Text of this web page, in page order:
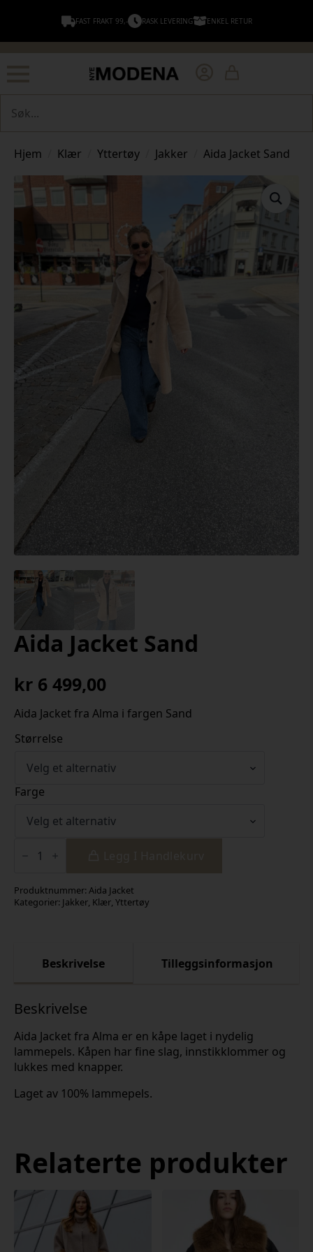
FAST FRAKT 99,- RASK LEVERING ENKEL RETUR
Hjem Klær Yttertøy Jakker Aida Jacket Sand
Aida Jacket Sand
kr 6 499,00
Aida Jacket fra Alma i fargen Sand
Størrelse
Farge
Jacket
Produktnummer: Aida Jacket
Kategorier: Jakker, Klær, Yttertøy
Beskrivelse Tilleggsinformasjon
Beskrivelse
Aida Jacket fra Alma er en kåpe laget i nydelig
lammepels. Kåpen har fine slag, innstikklommer og
lukkes med knapper.
Laget av 100% lammepels.
Relaterte produkter